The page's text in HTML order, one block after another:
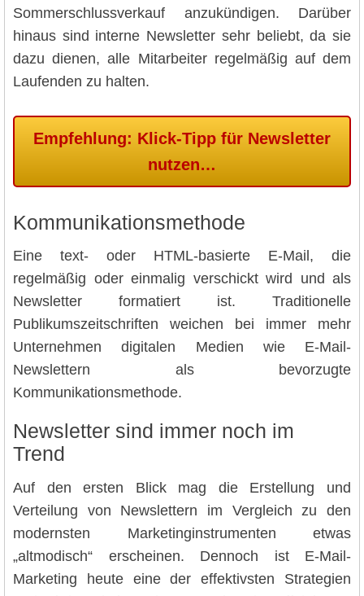
Sommerschlussverkauf anzukündigen. Darüber
hinaus sind interne Newsletter sehr beliebt, da sie
dazu dienen, alle Mitarbeiter regelmäßig auf dem
Laufenden zu halten.
Empfehlung: Klick-Tipp für Newsletter
nutzen…
Kommunikationsmethode
Eine text- oder HTML-basierte E-Mail, die
regelmäßig oder einmalig verschickt wird und als
Newsletter formatiert ist. Traditionelle
Publikumszeitschriften weichen bei immer mehr
Unternehmen digitalen Medien wie E-Mail-
Newslettern als bevorzugte
Kommunikationsmethode.
Newsletter sind immer noch im
Trend
Auf den ersten Blick mag die Erstellung und
Verteilung von Newslettern im Vergleich zu den
modernsten Marketinginstrumenten etwas
„altmodisch“ erscheinen. Dennoch ist E-Mail-
Marketing heute eine der effektivsten Strategien